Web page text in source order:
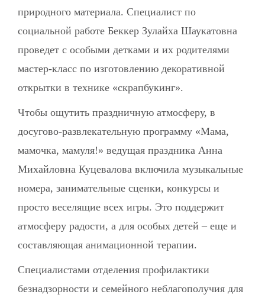
природного материала. Специалист по
социальной работе Беккер Зулайха Шаукатовна
проведет с особыми детками и их родителями
мастер-класс по изготовлению декоративной
открытки в технике «скрапбукинг».
Чтобы ощутить праздничную атмосферу, в
досугово-развлекательную программу «Мама,
мамочка, мамуля!» ведущая праздника Анна
Михайловна Куцевалова включила музыкальные
номера, занимательные сценки, конкурсы и
просто веселящие всех игры. Это поддержит
атмосферу радости, а для особых детей – еще и
составляющая анимационной терапии.
Специалистами отделения профилактики
безнадзорности и семейного неблагополучия для